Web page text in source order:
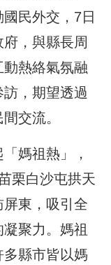
民外交，7日
，與縣長周
熱絡氣氛融
，期望透過
交流。
媽祖熱」，
栗白沙屯拱天
東，吸引全
聚力。媽祖
縣市皆以媽